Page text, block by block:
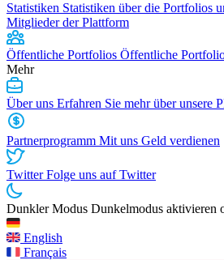
Statistiken Statistiken über die Portfolios
Mitglieder der Plattform
Öffentliche Portfolios Öffentliche
Mehr
Über uns Erfahren Sie mehr über unsere
Partnerprogramm Mit uns Geld verdienen
TwitterFolge uns auf Twitter
Dunkler Modus Dunkelmodus aktivieren
English
Français